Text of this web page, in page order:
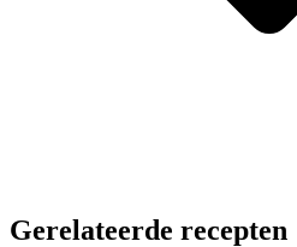
Gerelateerde recepten